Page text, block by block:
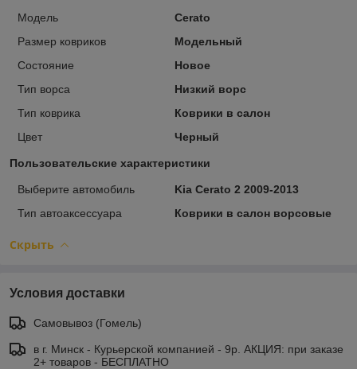
Модель
Cerato
Размер ковриков
Модельный
Состояние
Новое
Тип ворса
Низкий ворс
Тип коврика
Коврики в салон
Цвет
Черный
Пользовательские характеристики
Выберите автомобиль
Kia Cerato 2 2009-2013
Тип автоаксессуара
Коврики в салон ворсовые
Скрыть
Условия доставки
Самовывоз (Гомель)
в г. Минск - Курьерской компанией - 9р. АКЦИЯ: при заказе
2+ товаров - БЕСПЛАТНО